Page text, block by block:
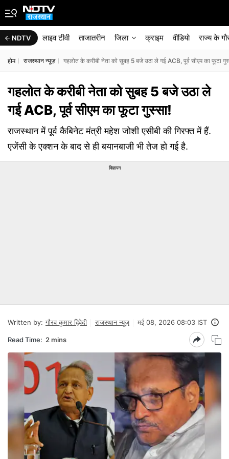
NDTV लाइव टीवी ताजातरीन जिला क्राइम वीडियो राज्‍य के
होम राजस्थान न्यूज़ गहलोत के करीबी नेता को सुबह 5 बजे उठा ले गई ACB, पूर्व सीएम का फूटा
गहलोत के करीबी नेता को सुबह 5 बजे उठा ले
गई ACB, पूर्व सीएम का फूटा गुस्सा!
राजस्थान में पूर्व कैबिनेट मंत्री महेश जोशी एसीबी की गिरफ्त में हैं.
एजेंसी के एक्शन के बाद से ही बयानबाजी भी तेज हो गई है.
विज्ञापन
Written by: गौरव कुमार द्विवेदी राजस्थान न्यूज़ मई 08, 2026 08:03 IST
Read Time: 2 mins